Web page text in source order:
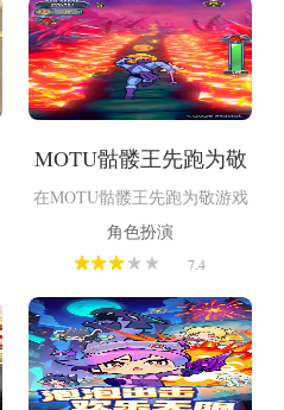
萌宠助战等养成玩法。玩家可
体验副本关卡战斗、跨服竞
技、自动挂机等玩法，还能通
过仙侣情缘系统邂逅浪漫情
缘，感受从凡人到仙尊的蜕变
MOTU骷髅王先跑为敬
在MOTU骷髅王先跑为敬游戏
中玩家将化身“宇宙巨人希
曼”中的经典反派骷髅王，在蛇
山、熔岩洞窟、埃坦尼亚旷野
避希曼的追捕。除了基础的跑
酷体验，游戏还设计了角色解
锁、巢穴升级以及赛季活动等
丰富内容。
角色扮演
7.4